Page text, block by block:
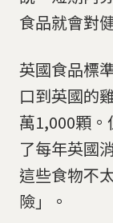
食品就會對
英國食品標
口到英國的
萬1,000顆
了每年英國
這些食物不
險」。